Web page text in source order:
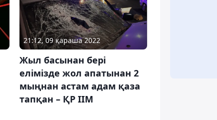
21:12, 09 қараша 2022
Жыл басынан бері
елімізде жол апатынан 2
мыңнан астам адам қаза
тапқан – ҚР ІІМ